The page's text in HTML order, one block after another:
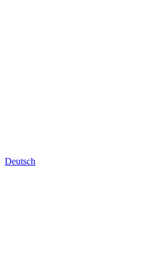
Deutsch